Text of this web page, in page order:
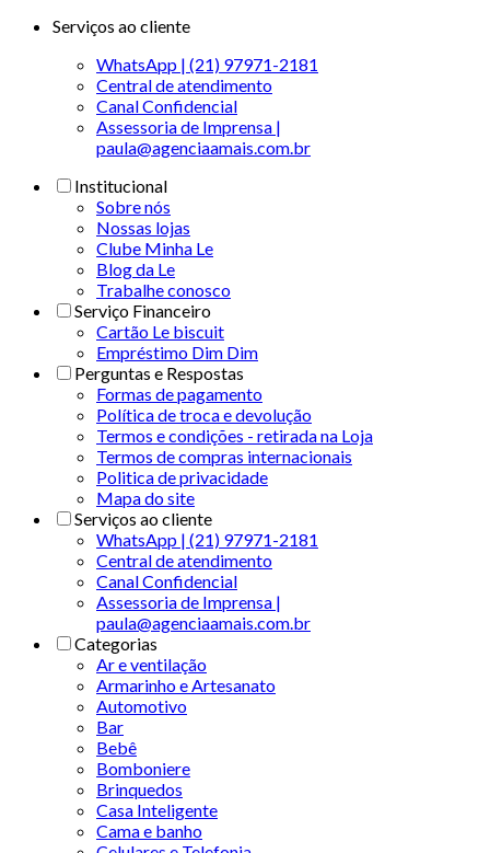
Serviços ao cliente
WhatsApp | (21) 97971-2181
Central de atendimento
Canal Confidencial
Assessoria de Imprensa |
paula@agenciaamais.com.br
Institucional
Sobre nós
Nossas lojas
Clube Minha Le
Blog da Le
Trabalhe conosco
Serviço Financeiro
Cartão Le biscuit
Empréstimo Dim Dim
Perguntas e Respostas
Formas de pagamento
Política de troca e devolução
Termos e condições - retirada na Loja
Termos de compras internacionais
Politica de privacidade
Mapa do site
Serviços ao cliente
WhatsApp | (21) 97971-2181
Central de atendimento
Canal Confidencial
Assessoria de Imprensa |
paula@agenciaamais.com.br
Categorias
Ar e ventilação
Armarinho e Artesanato
Automotivo
Bar
Bebê
Bomboniere
Brinquedos
Casa Inteligente
Cama e banho